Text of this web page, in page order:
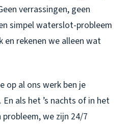
verrassingen, geen
simpel waterslot-probleem
en rekenen we alleen wat
op al ons werk ben je
als het ’s nachts of in het
we zijn 24/7